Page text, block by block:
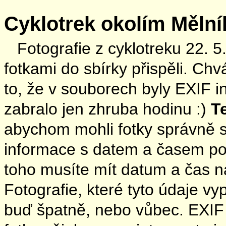
Cyklotrek okolím
Fotografie z cyklotreku 22.
fotkami do sbírky přispěli.
to, že v souborech byly EXIF
zabralo jen zhruba hodinu :)
abychom mohli fotky správně
informace s datem a časem
toho musíte mít datum a čas
Fotografie, které tyto údaje
buď špatně, nebo vůbec.